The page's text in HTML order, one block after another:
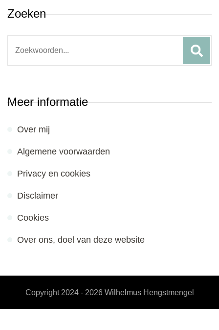
Zoeken
Meer informatie
Over mij
Algemene voorwaarden
Privacy en cookies
Disclaimer
Cookies
Over ons, doel van deze website
Copyright 2024 - 2026 Wilhelmus Hengstmengel